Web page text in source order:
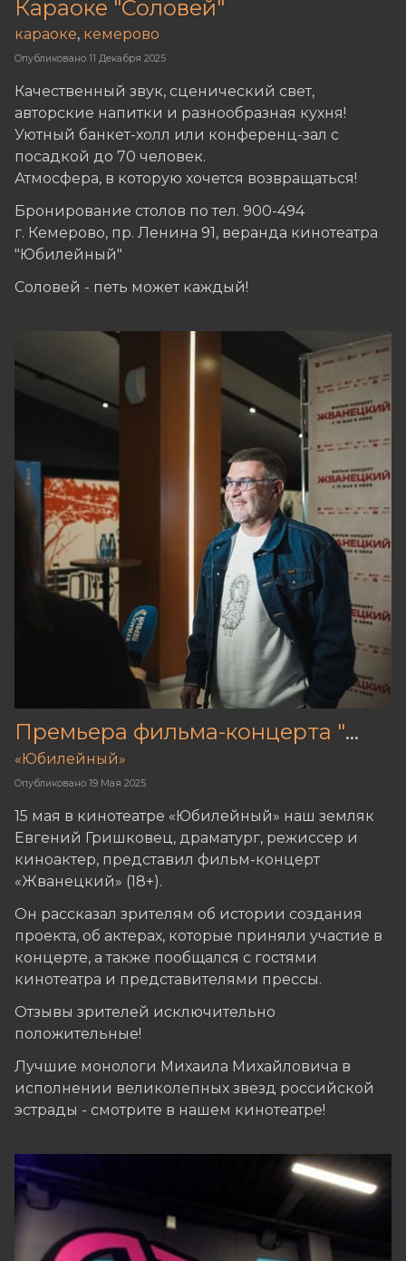
Караоке "Соловей"
Опубликовано 11 Декабря 2025
караоке, кемерово
Качественный звук, сценический свет,
авторские напитки и разнообразная кухня!
Уютный банкет-холл или конференц-зал с
посадкой до 70 человек.
Атмосфера, в которую хочется возвращаться!
Бронирование столов по тел. 900-494
г. Кемерово, пр. Ленина 91, веранда кинотеатра
"Юбилейный"
Соловей - петь может каждый!
Премьера фильма-концерта "Жванецкий"
Опубликовано 19 Мая 2025
«Юбилейный»
15 мая в кинотеатре «Юбилейный» наш земляк
Евгений Гришковец, драматург, режиссер и
киноактер, представил фильм-концерт
«Жванецкий» (18+).
Он рассказал зрителям об истории создания
проекта, об актерах, которые приняли участие в
концерте, а также пообщался с гостями
кинотеатра и представителями прессы.
Отзывы зрителей исключительно
положительные!
Лучшие монологи Михаила Михайловича в
исполнении великолепных звезд российской
эстрады - смотрите в нашем кинотеатре!